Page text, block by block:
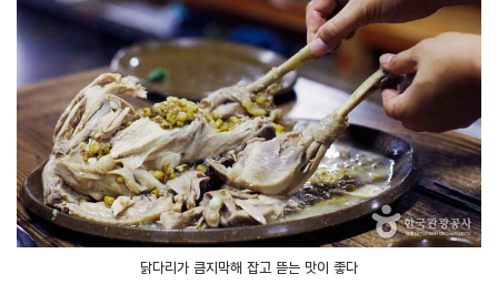
닭다리가 큼지막해 잡고 뜯는 맛이 좋다